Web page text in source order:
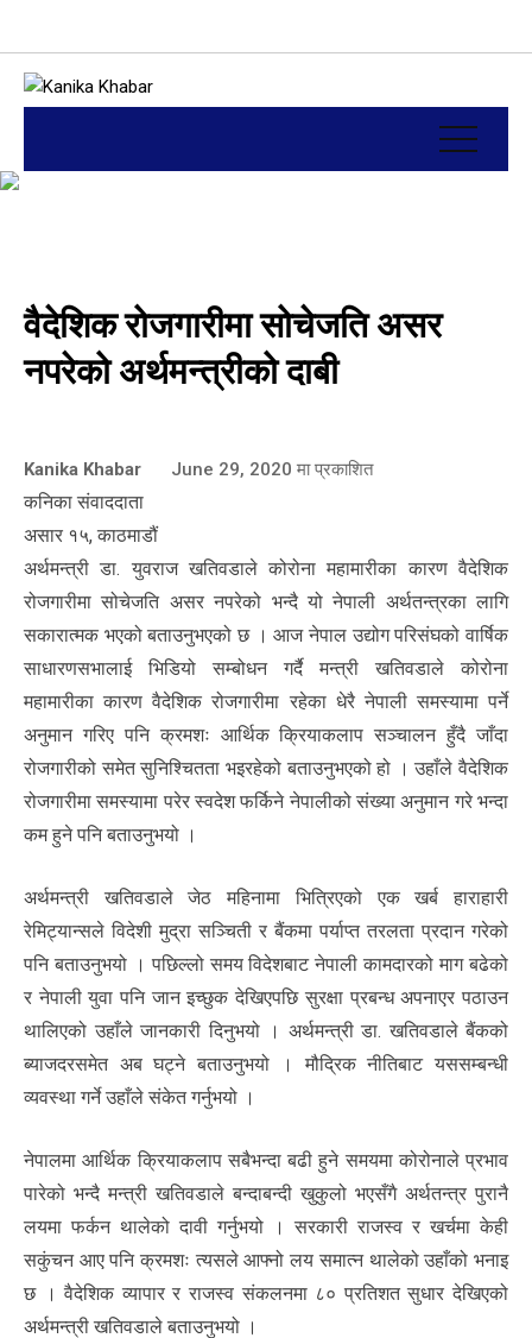
वैदेशिक रोजगारीमा सोचेजति असर
नपरेको अर्थमन्त्रीको दाबी
Kanika Khabar June 29, 2020 मा प्रकाशित
कनिका संवाददाता
असार १५, काठमाडौं
अर्थमन्त्री डा. युवराज खतिवडाले कोरोना महामारीका कारण वैदेशिक
रोजगारीमा सोचेजति असर नपरेको भन्दै यो नेपाली अर्थतन्त्रका लागि
सकारात्मक भएको बताउनुभएको छ । आज नेपाल उद्योग परिसंघको वार्षिक
साधारणसभालाई भिडियो सम्बोधन गर्दै मन्त्री खतिवडाले कोरोना
महामारीका कारण वैदेशिक रोजगारीमा रहेका धेरै नेपाली समस्यामा पर्ने
अनुमान गरिए पनि क्रमशः आर्थिक क्रियाकलाप सञ्चालन हुँदै जाँदा
रोजगारीको समेत सुनिश्चितता भइरहेको बताउनुभएको हो । उहाँले वैदेशिक
रोजगारीमा समस्यामा परेर स्वदेश फर्किने नेपालीको संख्या अनुमान गरे भन्दा
कम हुने पनि बताउनुभयो ।
अर्थमन्त्री खतिवडाले जेठ महिनामा भित्रिएको एक खर्ब हाराहारी
रेमिट्यान्सले विदेशी मुद्रा सञ्चिती र बैंकमा पर्याप्त तरलता प्रदान गरेको
पनि बताउनुभयो । पछिल्लो समय विदेशबाट नेपाली कामदारको माग बढेको
र नेपाली युवा पनि जान इच्छुक देखिएपछि सुरक्षा प्रबन्ध अपनाएर पठाउन
थालिएको उहाँले जानकारी दिनुभयो । अर्थमन्त्री डा. खतिवडाले बैंकको
ब्याजदरसमेत अब घट्ने बताउनुभयो । मौद्रिक नीतिबाट यससम्बन्धी
व्यवस्था गर्ने उहाँले संकेत गर्नुभयो ।
नेपालमा आर्थिक क्रियाकलाप सबैभन्दा बढी हुने समयमा कोरोनाले प्रभाव
पारेको भन्दै मन्त्री खतिवडाले बन्दाबन्दी खुकुलो भएसँगै अर्थतन्त्र पुरानै
लयमा फर्कन थालेको दावी गर्नुभयो । सरकारी राजस्व र खर्चमा केही
सकुंचन आए पनि क्रमशः त्यसले आफ्नो लय समात्न थालेको उहाँको भनाइ
छ । वैदेशिक व्यापार र राजस्व संकलनमा ८० प्रतिशत सुधार देखिएको
अर्थमन्त्री खतिवडाले बताउनुभयो ।